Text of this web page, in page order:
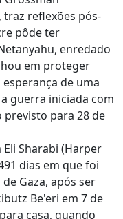
traz reflexões pós-
pôde ter
enredado
em proteger
de uma
guerra iniciada com
previsto para 28 de
Sharabi (Harper
dias em que foi
Gaza, após ser
Be'eri em 7 de
casa, quando